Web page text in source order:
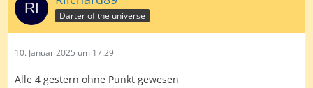
Darter of the universe
10. Januar 2025 um 17:29
Alle 4 gestern ohne Punkt gewesen